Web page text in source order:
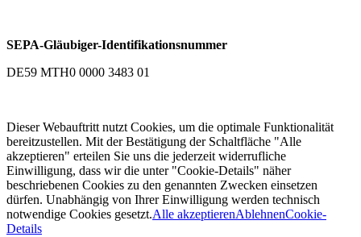
SEPA-Gläubiger-Identifikationsnummer
DE59 MTH0 0000 3483 01
Dieser Webauftritt nutzt Cookies, um die optimale Funktionalität
bereitzustellen. Mit der Bestätigung der Schaltfläche "Alle
akzeptieren" erteilen Sie uns die jederzeit widerrufliche
Einwilligung, dass wir die unter "Cookie-Details" näher
beschriebenen Cookies zu den genannten Zwecken einsetzen
dürfen. Unabhängig von Ihrer Einwilligung werden technisch
notwendige Cookies gesetzt.Alle akzeptierenAblehnenCookie-
Details